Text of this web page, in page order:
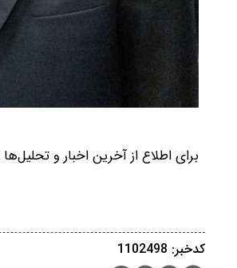
برای اطلاع از آخرین اخبار و
کدخبر: 1102498